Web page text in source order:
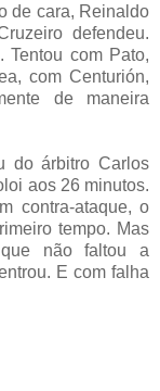
de cara, Reinaldo
defendeu.
Tentou com Pato,
com Centurión,
de maneira
do árbitro Carlos
aos 26 minutos.
contra-ataque, o
tempo. Mas
não faltou a
E com falha